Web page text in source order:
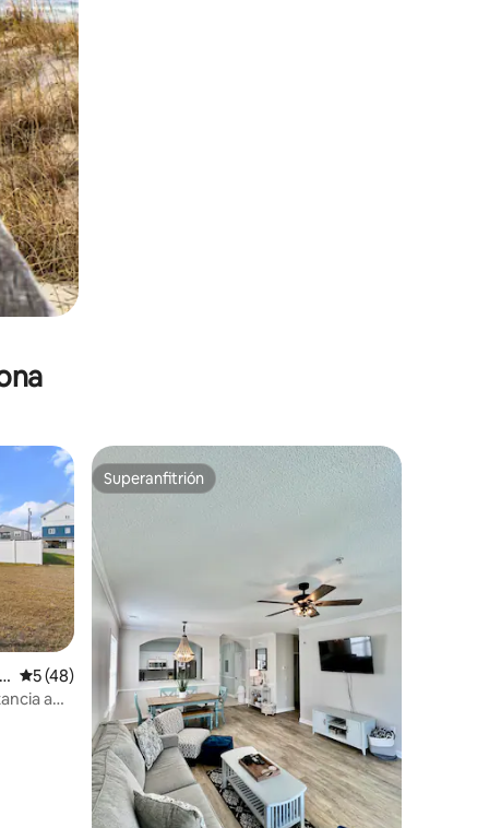
Calificación promedio: 5 de 5; 48 evaluaciones
5 (48)
a
Superanfitrión
Superanfitrión